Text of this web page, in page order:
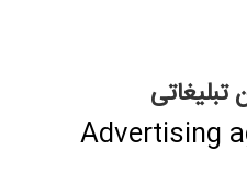
تبلیغاتی
Advertising